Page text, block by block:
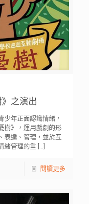
之演出
少年正面認識情緒，
樹》，運用戲劇的形
表達、管理，並於互
緒管理的重[…]
閱讀更多